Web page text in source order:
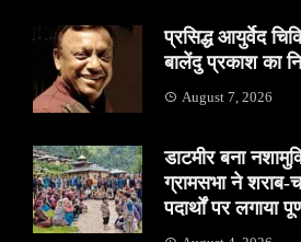
प्रसिद्ध आयुर्वेद
बालेंदु प्रकाश का
August 7, 2026
डाटमीर बना
ग्रामसभा ने
पदार्थों पर लगाया